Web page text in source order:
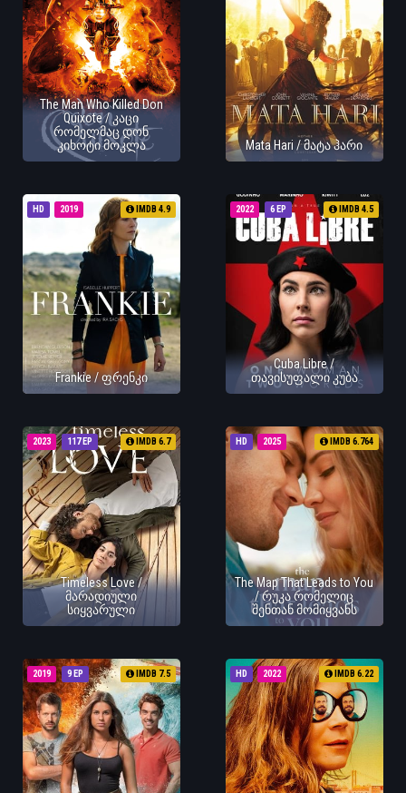
The Man Who Killed Don
Quixote / კაცი
რომელმაც დონ
კიხოტი მოკლა
Mata Hari / მატა ჰარი
HD 2019 IMDB 4.9
Frankie / ფრენკი
6 EP
2022 IMDB 4.5
Cuba Libre /
თავისუფალი კუბა
117 EP
2023 IMDB 6.7
Timeless Love /
მარადიული
სიყვარული
HD 2025 IMDB 6.764
The Map That Leads to You
/ რუკა რომელიც
შენთან მომიყვანს
9 EP
2019 IMDB 7.5 HD 2022 IMDB 6.22